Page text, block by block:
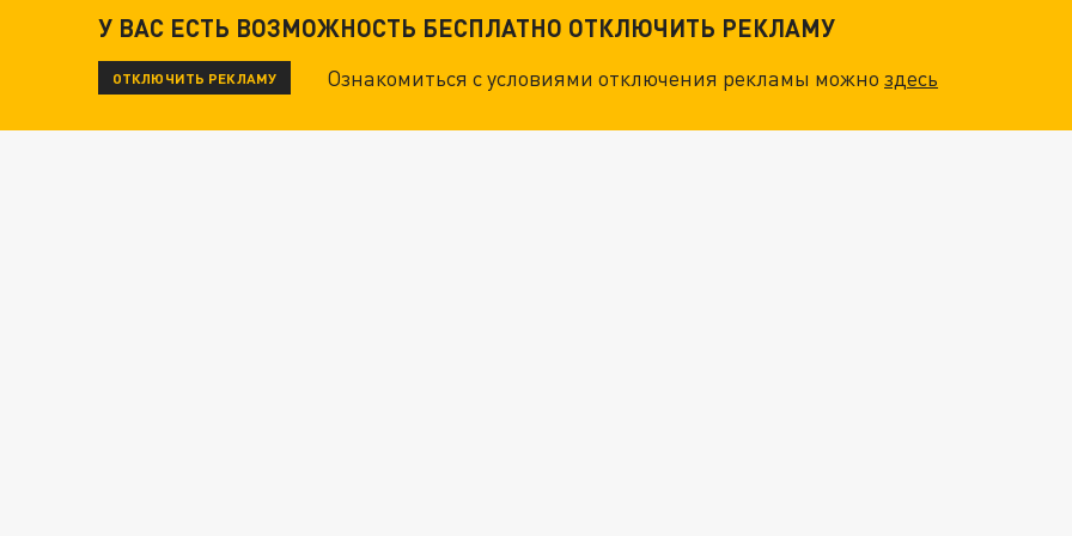
У ВАС ЕСТЬ ВОЗМОЖНОСТЬ БЕСПЛАТНО ОТКЛЮЧИТЬ РЕКЛАМУ
ОТКЛЮЧИТЬ РЕКЛАМУ Ознакомиться с условиями отключения рекламы можноздесь